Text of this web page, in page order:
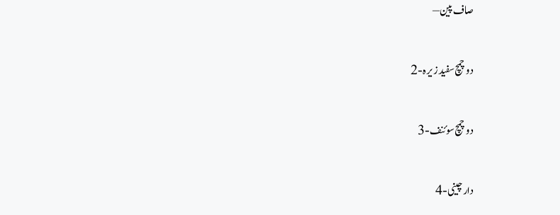
– صاف پین
2- دو چمچ سفید زیرہ
3- دو چمچ سوئنف
4- دارچینی